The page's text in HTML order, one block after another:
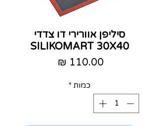
סיליפן אוורירי דו צדדי
SILIKOMART 30X40
כמות *